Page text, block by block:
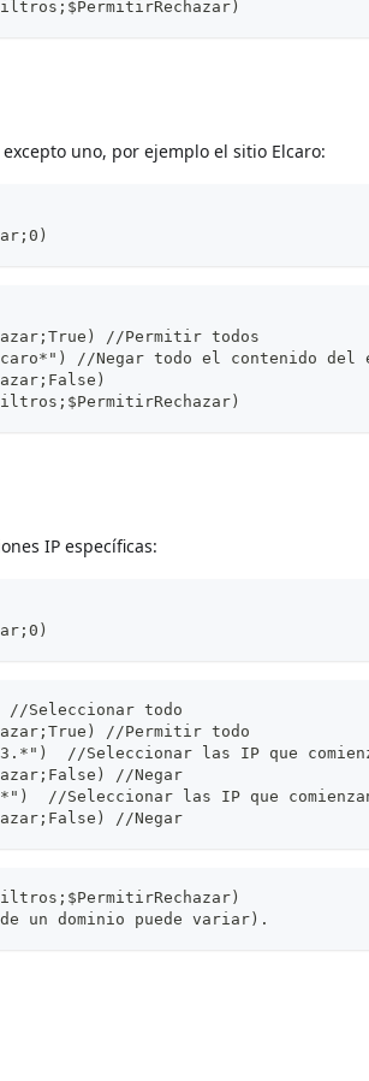
uno, por ejemplo el sitio Elcaro:
//Permitir todos
//Negar todo el contenido del
IP específicas:
//Seleccionar todo
//Permitir todo
//Seleccionar las IP que
//Negar
//Seleccionar las IP que
//Negar
un dominio puede variar).